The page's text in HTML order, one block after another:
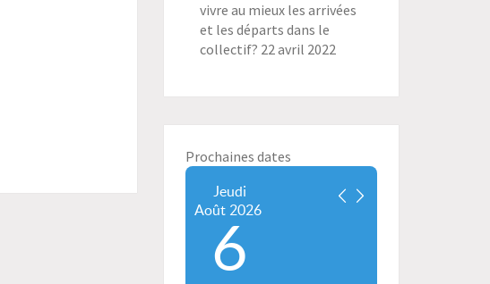
vivre au mieux les arrivées
et les départs dans le
collectif? 22 avril 2022
Prochaines dates
Jeudi
Août 2026
6